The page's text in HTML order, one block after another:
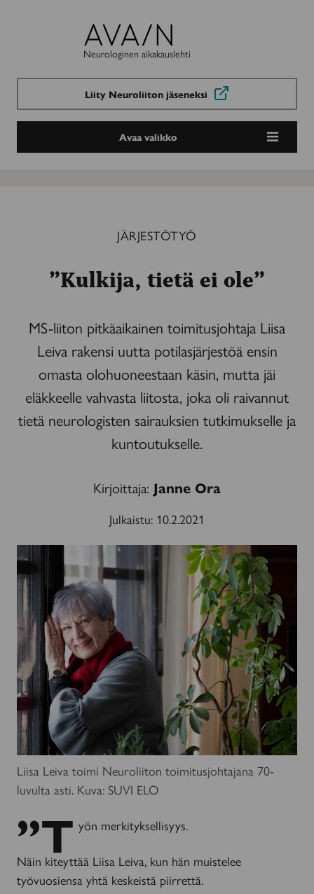
Avain-
lehti
Neurologinen aikakauslehti
Liity Neuroliiton jäseneksi
Avaa valikko
JÄRJESTÖTYÖ
”Kulkija, tietä ei ole”
MS-liiton pitkäaikainen toimitusjohtaja Liisa
Leiva rakensi uutta potilasjärjestöä ensin
omasta olohuoneestaan käsin, mutta jäi
eläkkeelle vahvasta liitosta, joka oli raivannut
tietä neurologisten sairauksien tutkimukselle ja
kuntoutukselle.
Kirjoittaja: Janne Ora
Julkaistu: 10.2.2021
Liisa Leiva toimi Neuroliiton toimitusjohtajana 70-
luvulta asti. Kuva: SUVI ELO
”T yön merkityksellisyys.
Näin kiteyttää Liisa Leiva, kun hän muistelee
työvuosiensa yhtä keskeistä piirrettä.